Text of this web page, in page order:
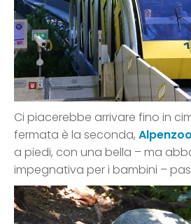
Ci piacerebbe arrivare fino in
fermata è la seconda, Alpenzoo
a piedi, con una bella – ma
impegnativa per i bambini –